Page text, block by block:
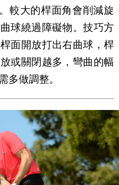
較大的桿面角會削減旋
球繞過障礙物。技巧方
面開放打出右曲球，桿
或關閉越多，彎曲的幅
多做調整。